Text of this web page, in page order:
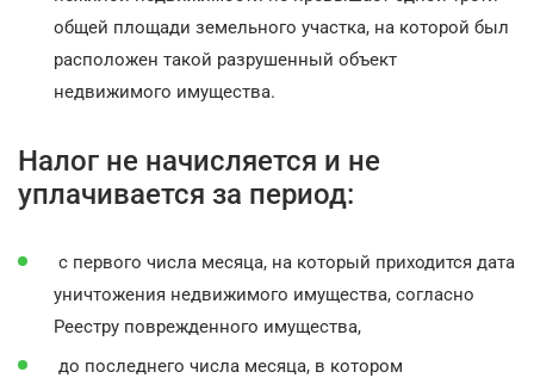
общей площади земельного участка, на которой был
расположен такой разрушенный объект
недвижимого имущества.
Налог не начисляется и не
уплачивается за период:
с первого числа месяца, на который приходится дата
уничтожения недвижимого имущества, согласно
Реестру поврежденного имущества,
до последнего числа месяца, в котором